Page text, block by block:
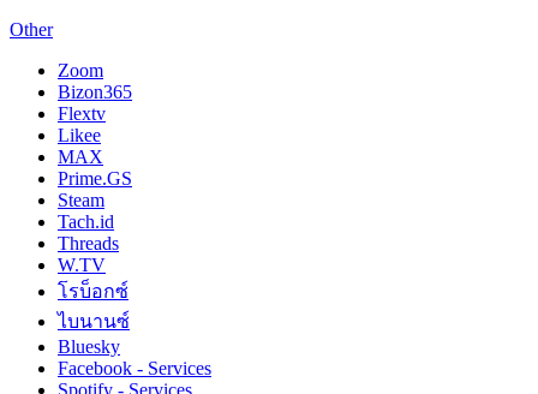
Other
Zoom
Bizon365
Flextv
Likee
MAX
Prime.GS
Steam
Tach.id
Threads
W.TV
โรบ็อกซ์
ไบนานซ์
Bluesky
Facebook - Services
Spotify - Services